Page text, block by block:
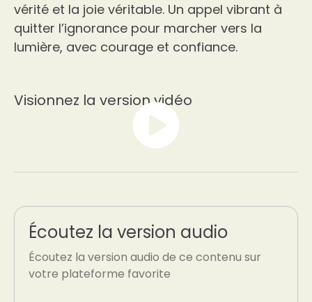
vérité et la joie véritable. Un appel vibrant à
quitter l’ignorance pour marcher vers la
lumière, avec courage et confiance.
Visionnez la version vidéo
Écoutez la version audio
Écoutez la version audio de ce contenu sur
votre plateforme favorite